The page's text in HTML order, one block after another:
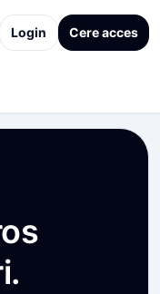
Login Cere acces